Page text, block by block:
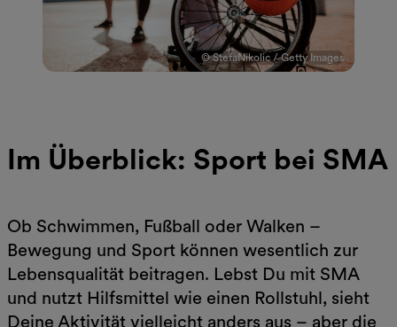
© StefaNikolic / Getty Images
Im Überblick: Sport bei SMA
Ob Schwimmen, Fußball oder Walken –
Bewegung und Sport können wesentlich zur
Lebensqualität beitragen. Lebst Du mit SMA
und nutzt Hilfsmittel wie einen Rollstuhl, sieht
Deine Aktivität vielleicht anders aus – aber die